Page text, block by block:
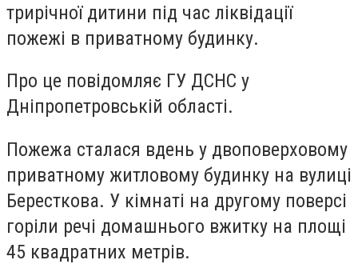
трирічної дитини під час ліквідації
пожежі в приватному будинку.
Про це повідомляє ГУ ДСНС у
Дніпропетровській області.
Пожежа сталася вдень у двоповерховому
приватному житловому будинку на вулиці
Бересткова. У кімнаті на другому поверсі
горіли речі домашнього вжитку на площі
45 квадратних метрів.